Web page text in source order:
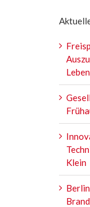
Klein